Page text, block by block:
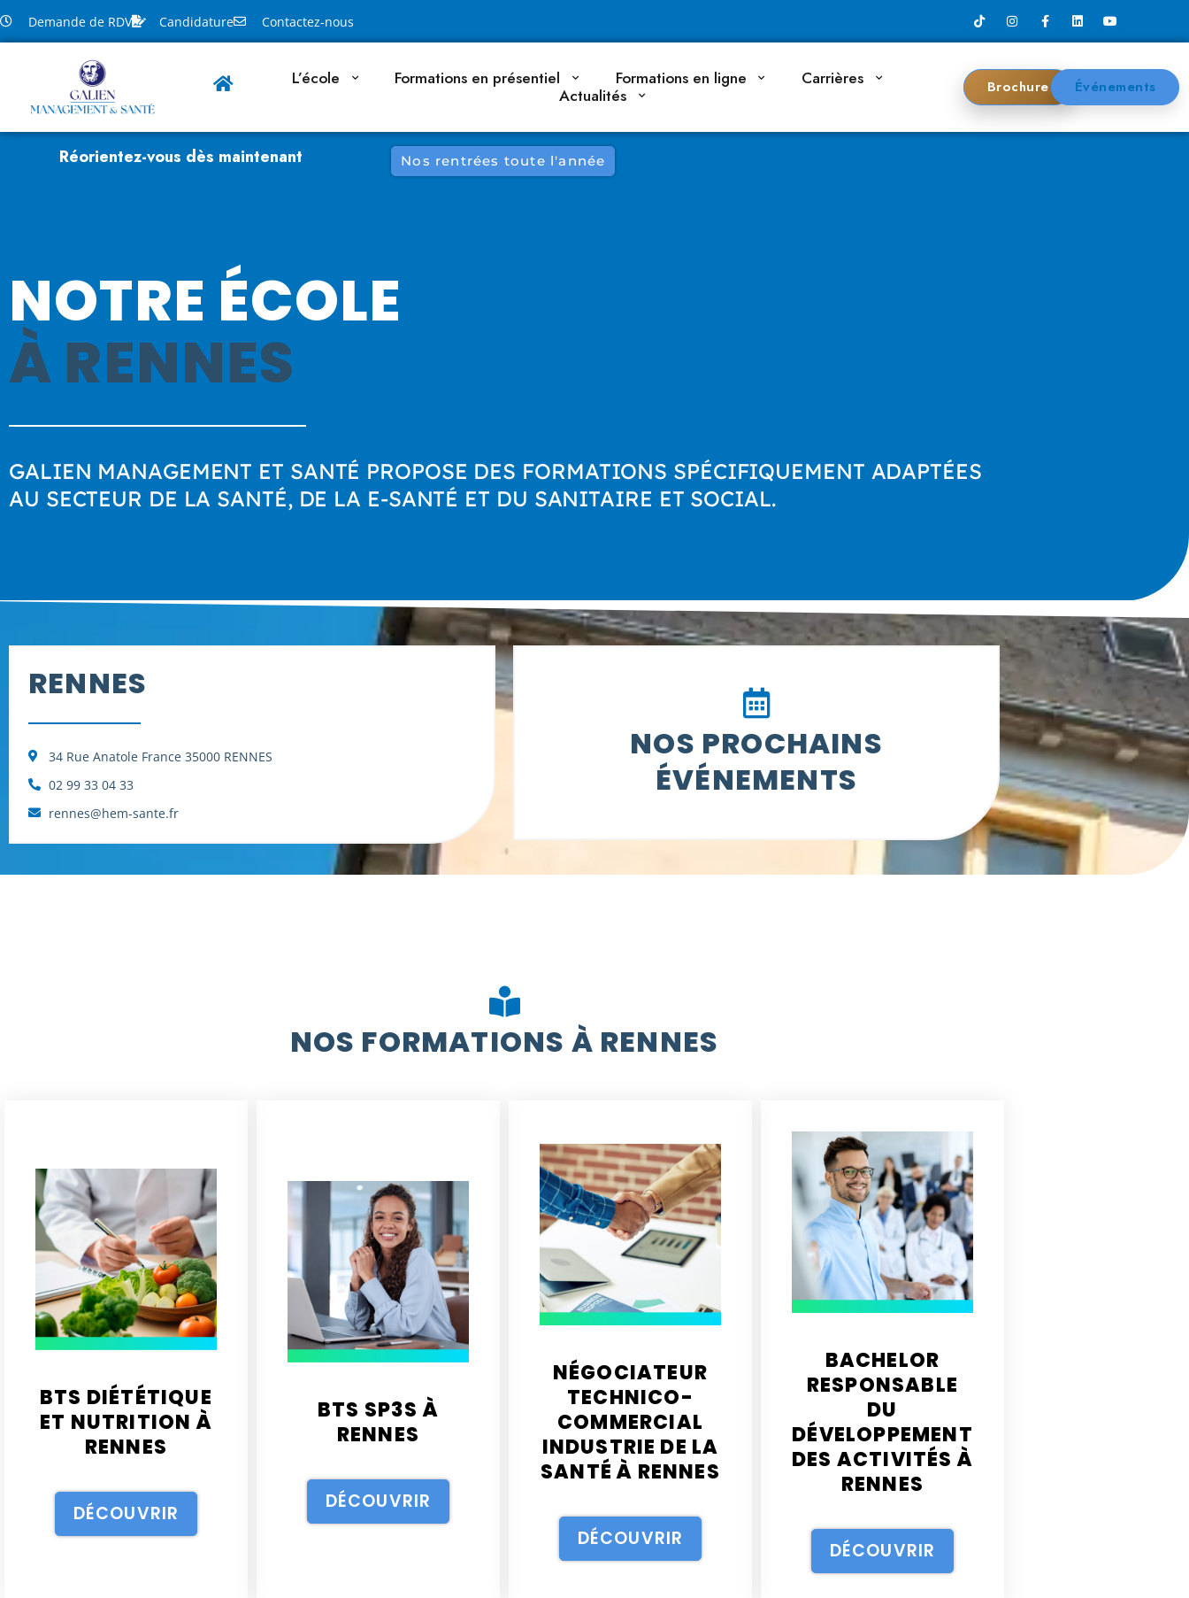
Demande de RDV Candidature Contactez-nous
L’école Formations en présentiel Formations en ligne
Carrières
Actualités
Brochure Événements
Réorientez-vous dès maintenant Nos rentrées toute l'année
NOTRE ÉCOLE
À RENNES
GALIEN MANAGEMENT ET SANTÉ PROPOSE DES FORMATIONS SPÉCIFIQUEMENT ADAPTÉES
AU SECTEUR DE LA SANTÉ, DE LA E-SANTÉ ET DU SANITAIRE ET SOCIAL.
RENNES
34 Rue Anatole France 35000 RENNES
02 99 33 04 33
rennes@hem-sante.fr
NOS PROCHAINS
ÉVÉNEMENTS
NOS FORMATIONS À RENNES
BTS DIÉTÉTIQUE
ET NUTRITION À
RENNES
DÉCOUVRIR
BTS SP3S À
RENNES
DÉCOUVRIR
NÉGOCIATEUR
TECHNICO-
COMMERCIAL
INDUSTRIE DE LA
SANTÉ À RENNES
DÉCOUVRIR
BACHELOR
RESPONSABLE
DU
DÉVELOPPEMENT
DES ACTIVITÉS À
RENNES
DÉCOUVRIR